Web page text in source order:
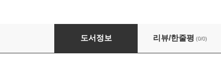
2026 EBS 공인중개사 랜드하나 예상문제집 2
도서정보 리뷰/한줄평 (0/0)